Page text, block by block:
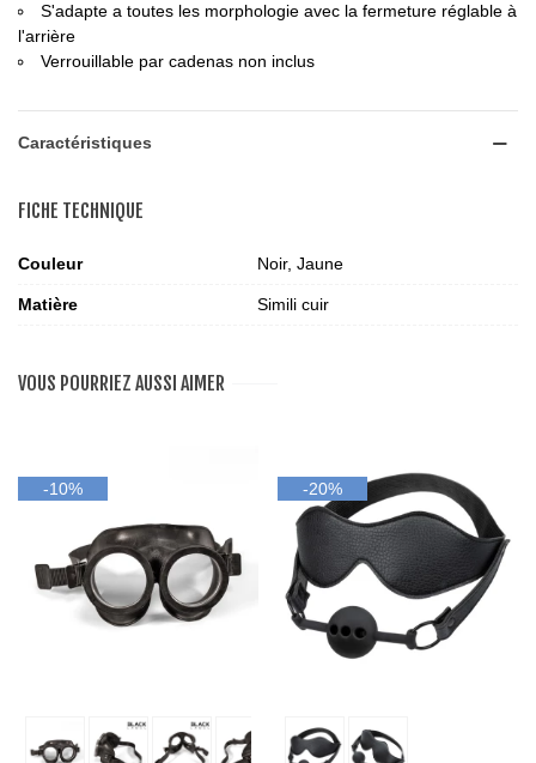
S'adapte a toutes les morphologie avec la fermeture réglable à
l'arrière
Verrouillable par cadenas non inclus
Caractéristiques
FICHE TECHNIQUE
Couleur Noir, Jaune
Matière Simili cuir
VOUS POURRIEZ AUSSI AIMER
-10% -20%